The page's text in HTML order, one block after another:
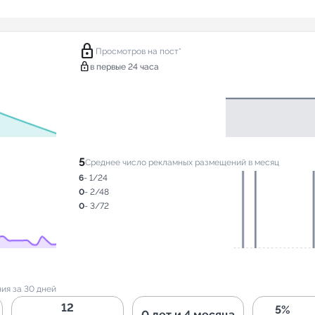
lock Просмотров на пост*
lock в первые 24 часа
5Среднее число рекламных размещений в месяц
6- 1/24
0- 2/48
0- 3/72
за 30 дней
12 5%